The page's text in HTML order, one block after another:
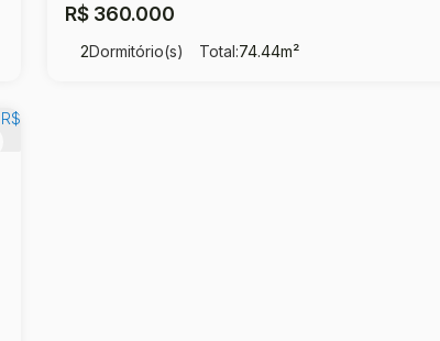
R$360.000
2Dormitório(s) Total:74.44m²